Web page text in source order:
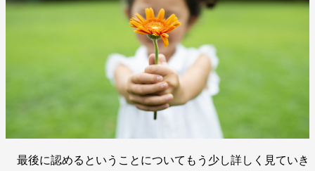
最後に認めるということについてもう少し詳しく見ていき